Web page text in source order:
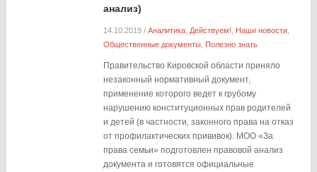
анализ)
14.10.2019/ Аналитика, Действуем! Наши новости,
Общественные документы, Полезно знать
Правительство Кировской области приняло
незаконный нормативный документ,
применение которого ведет к грубому
нарушению конституционных прав родителей
и детей (в частности, законного права на отказ
от профилактических прививок). МОО «За
права семьи» подготовлен правовой анализ
документа и готовятся официальные